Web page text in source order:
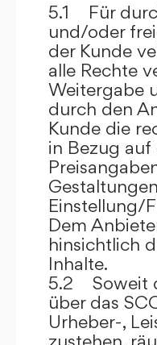
5.1 Für
und/oder
der Kunde
alle Rechte
Weitergabe
durch den
Kunde die
in Bezug
Einstellung/
Dem
hinsichtlich
Inhalte.
5.2 Soweit
über das
Urheber-,
zustehen,